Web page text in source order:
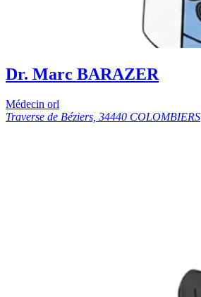
Dr. Marc BARAZER
Médecin orl
Traverse de Béziers, 34440 COLOMBIERS